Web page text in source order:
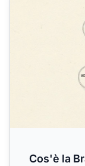
Cos'è la